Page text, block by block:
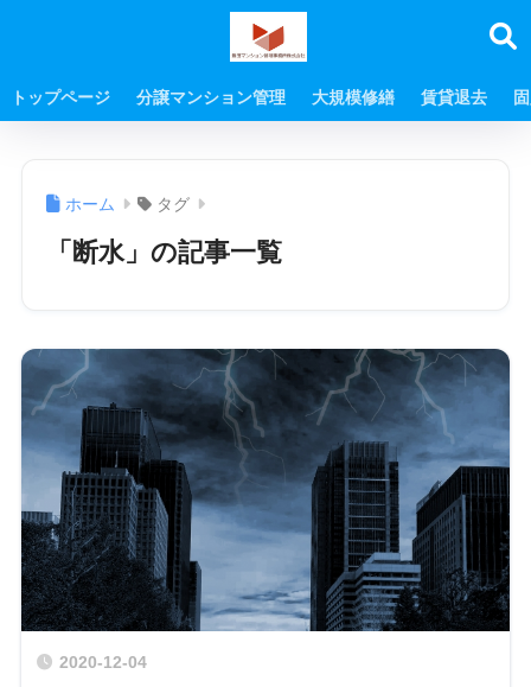
トップページ 分譲マンション管理 大規模修繕 賃貸退去
ホーム タグ
「断水」の記事一覧
2020-12-04